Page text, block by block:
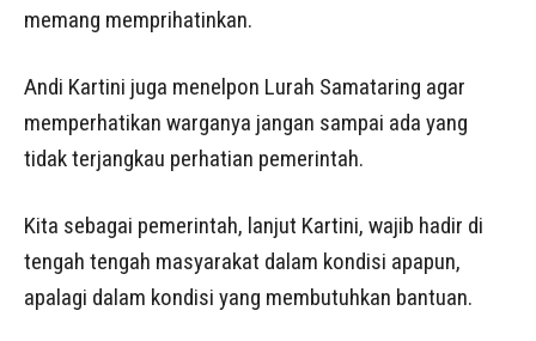
memang memprihatinkan.
Andi Kartini juga menelpon Lurah Samataring agar
memperhatikan warganya jangan sampai ada yang
tidak terjangkau perhatian pemerintah.
Kita sebagai pemerintah, lanjut Kartini, wajib hadir di
tengah tengah masyarakat dalam kondisi apapun,
apalagi dalam kondisi yang membutuhkan bantuan.